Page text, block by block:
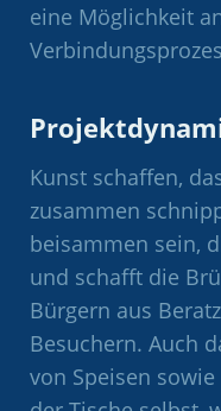
eine Möglichkeit
Kunst schaffen,
zusammen
beisammen sein,
und schafft die
Bürgern aus
Besuchern. Auch
von Speisen